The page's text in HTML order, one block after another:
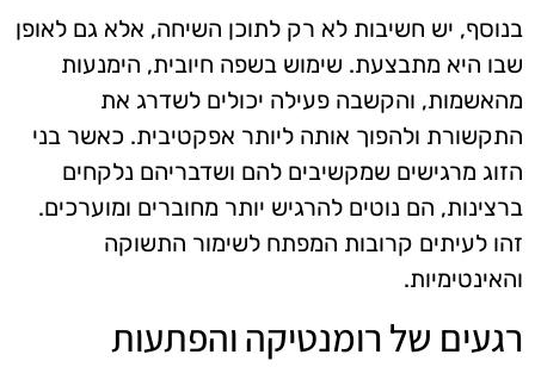
בנוסף, יש חשיבות לא רק לתוכן השיחה, אלא גם לאופן
שבו היא מתבצעת. שימוש בשפה חיובית, הימנעות
מהאשמות, והקשבה פעילה יכולים לשדרג את
התקשורת ולהפוך אותה ליותר אפקטיבית. כאשר בני
הזוג מרגישים שמקשיבים להם ושדבריהם נלקחים
ברצינות, הם נוטים להרגיש יותר מחוברים ומוערכים.
זהו לעיתים קרובות המפתח לשימור התשוקה
והאינטימיות.
רגעים של רומנטיקה והפתעות